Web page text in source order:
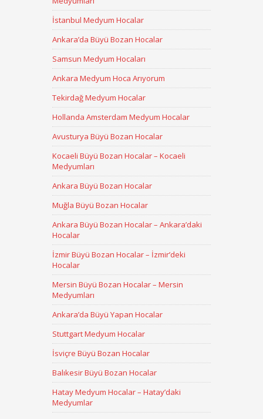
İstanbul Medyum Hocalar
Ankara’da Büyü Bozan Hocalar
Samsun Medyum Hocaları
Ankara Medyum Hoca Arıyorum
Tekirdağ Medyum Hocalar
Hollanda Amsterdam Medyum Hocalar
Avusturya Büyü Bozan Hocalar
Kocaeli Büyü Bozan Hocalar – Kocaeli
Medyumları
Ankara Büyü Bozan Hocalar
Muğla Büyü Bozan Hocalar
Ankara Büyü Bozan Hocalar – Ankara’daki
Hocalar
İzmir Büyü Bozan Hocalar – İzmir’deki
Hocalar
Mersin Büyü Bozan Hocalar – Mersin
Medyumları
Ankara’da Büyü Yapan Hocalar
Stuttgart Medyum Hocalar
İsviçre Büyü Bozan Hocalar
Balıkesir Büyü Bozan Hocalar
Hatay Medyum Hocalar – Hatay’daki
Medyumlar